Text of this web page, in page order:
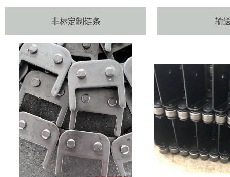
非标定制链条 输